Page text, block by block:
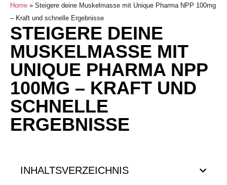
Home » Steigere deine Muskelmasse mit Unique Pharma NPP 100mg
– Kraft und schnelle Ergebnisse
STEIGERE DEINE
MUSKELMASSE MIT
UNIQUE PHARMA NPP
100MG – KRAFT UND
SCHNELLE
ERGEBNISSE
INHALTSVERZEICHNIS